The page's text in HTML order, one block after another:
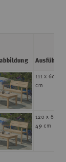
111 x 60 x
cm
120 x 69 x
49 cm